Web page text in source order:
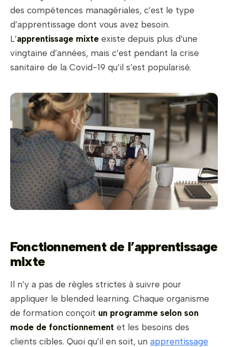
des compétences managériales, c’est le type
d’apprentissage dont vous avez besoin.
L’apprentissage mixte existe depuis plus d’une
vingtaine d’années, mais c’est pendant la crise
sanitaire de la Covid-19 qu’il s’est popularisé.
Fonctionnement de l’apprentissage
mixte
Il n’y a pas de règles strictes à suivre pour
appliquer le blended learning. Chaque organisme
de formation conçoit un programme selon son
mode de fonctionnement et les besoins des
clients cibles. Quoi qu’il en soit, un apprentissage